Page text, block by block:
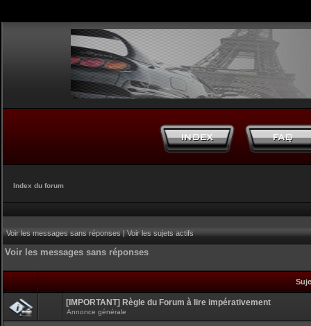
Index du forum
Voir les messages sans réponses|Voir les sujets actifs
Voir les messages sans réponses
[IMPORTANT] Règle du Forum à lire impérativement
Annonce générale